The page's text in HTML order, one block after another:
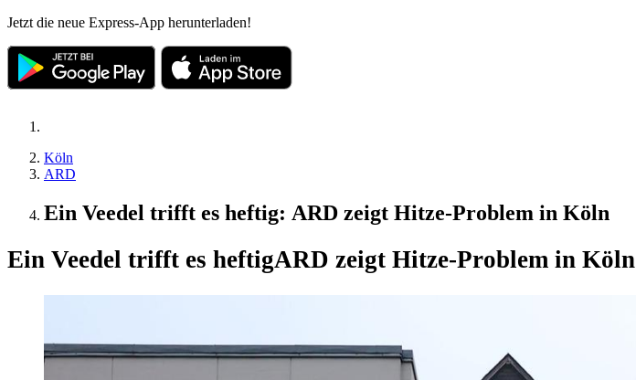
Jetzt die neue Express-App herunterladen!
Köln
ARD
Ein Veedel trifft es heftig: ARD zeigt Hitze-Problem in Köln
Ein Veedel trifft es heftigARD zeigt Hitze-Problem in Köln